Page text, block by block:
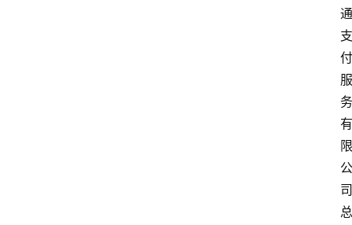
通
支
付
服
务
有
限
公
司
总